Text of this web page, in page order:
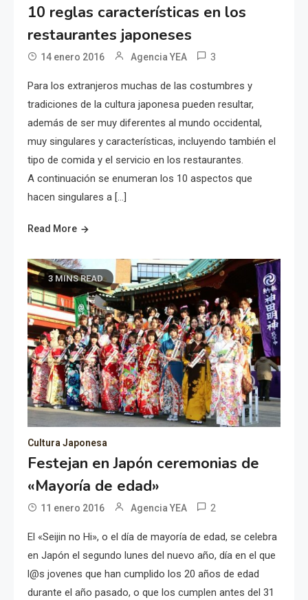
10 reglas características en los
restaurantes japoneses
14 enero 2016 Agencia YEA 3
Para los extranjeros muchas de las costumbres y
tradiciones de la cultura japonesa pueden resultar,
además de ser muy diferentes al mundo occidental,
muy singulares y características, incluyendo también el
tipo de comida y el servicio en los restaurantes.
A continuación se enumeran los 10 aspectos que
hacen singulares a […]
Read More
3 MINS READ
Cultura Japonesa
Festejan en Japón ceremonias de
«Mayoría de edad»
11 enero 2016 Agencia YEA 2
El «Seijin no Hi», o el día de mayoría de edad, se celebra
en Japón el segundo lunes del nuevo año, día en el que
l@s jovenes que han cumplido los 20 años de edad
durante el año pasado, o que los cumplen antes del 31